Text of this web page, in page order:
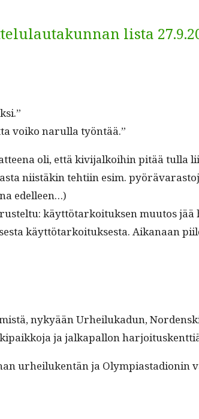
lista
voiko narul­la työntää.”
oli, että kivi­jalkoi­hin pitää tul­la
niistäkin tehti­in esim.
edelleen…)
käyt­tö­tarkoituk­sen muu­tos jää
käyt­tö­tarkoituk­ses­ta. Aikanaan
nykyään Urheilukadun,
ja jalka­pal­lon
urheiluken­tän ja